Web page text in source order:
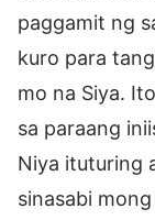
paggamit ng
kuro para
mo na Siya.
sa paraang
Niya ituturing
sinasabi